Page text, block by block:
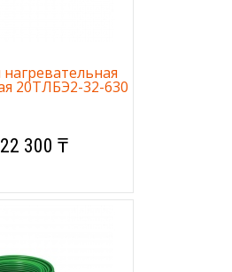
20ТЛБЭ2-32-630
22 300 ₸